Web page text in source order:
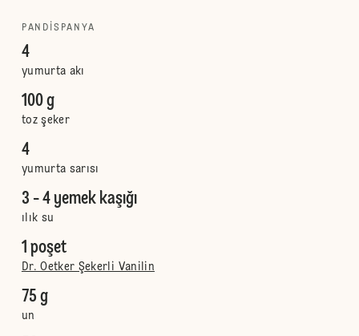
PANDISPANYA
4
yumurta akı
100 g
toz şeker
4
yumurta sarısı
3 - 4 yemek kaşığı
ılık su
1 poşet
Dr. Oetker Şekerli Vanilin
75 g
un